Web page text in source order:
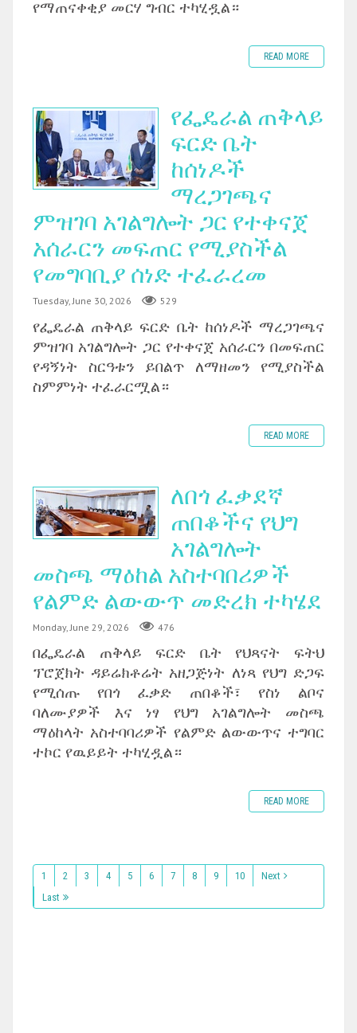
የማጠናቀቂያ መርሃ ግብር ተካሂዷል።
READ MORE
የፌዴራል ጠቅላይ
ፍርድ ቤት
ከሰነዶች
ማረጋገጫና
ምዝገባ አገልግሎት ጋር የተቀናጀ
አሰራርን መፍጠር የሚያስችል
የመግባቢያ ሰነድ ተፈራረመ
Tuesday, June 30, 2026 529
‎የፌዴራል ጠቅላይ ፍርድ ቤት ከሰነዶች ማረጋገጫና
ምዝገባ አገልግሎት ጋር የተቀናጀ አሰራርን በመፍጠር
የዳኝነት ስርዓቱን ይበልጥ ለማዘመን የሚያስችል
ስምምነት ተፈራርሟል።
READ MORE
ለበጎ ፈቃደኛ
ጠበቆችና የህግ
አገልግሎት
መስጫ ማዕከል አስተባበሪዎች
የልምድ ልውውጥ መድረክ ተካሄደ
Monday, June 29, 2026 476
በፌዴራል ጠቅላይ ፍርድ ቤት የህጻናት ፍትህ
ፕሮጀክት ዳይሬክቶሬት አዘጋጅነት ለነጻ የህግ ድጋፍ
የሚሰጡ የበጎ ፈቃድ ጠበቆች፣ የስነ ልቦና
ባለሙያዎች እና ነፃ የህግ አገልግሎት መስጫ
ማዕከላት አስተባባሪዎች የልምድ ልውውጥና ተግባር
ተኮር የዉይይት ተካሂዷል።
READ MORE
1 2 3 4 5 6 7 8 9 10
Next
Last